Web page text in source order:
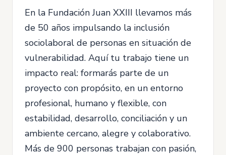
En la Fundación Juan XXIII llevamos más
de 50 años impulsando la inclusión
sociolaboral de personas en situación de
vulnerabilidad. Aquí tu trabajo tiene un
impacto real: formarás parte de un
proyecto con propósito, en un entorno
profesional, humano y flexible, con
estabilidad, desarrollo, conciliación y un
ambiente cercano, alegre y colaborativo.
Más de 900 personas trabajan con pasión,